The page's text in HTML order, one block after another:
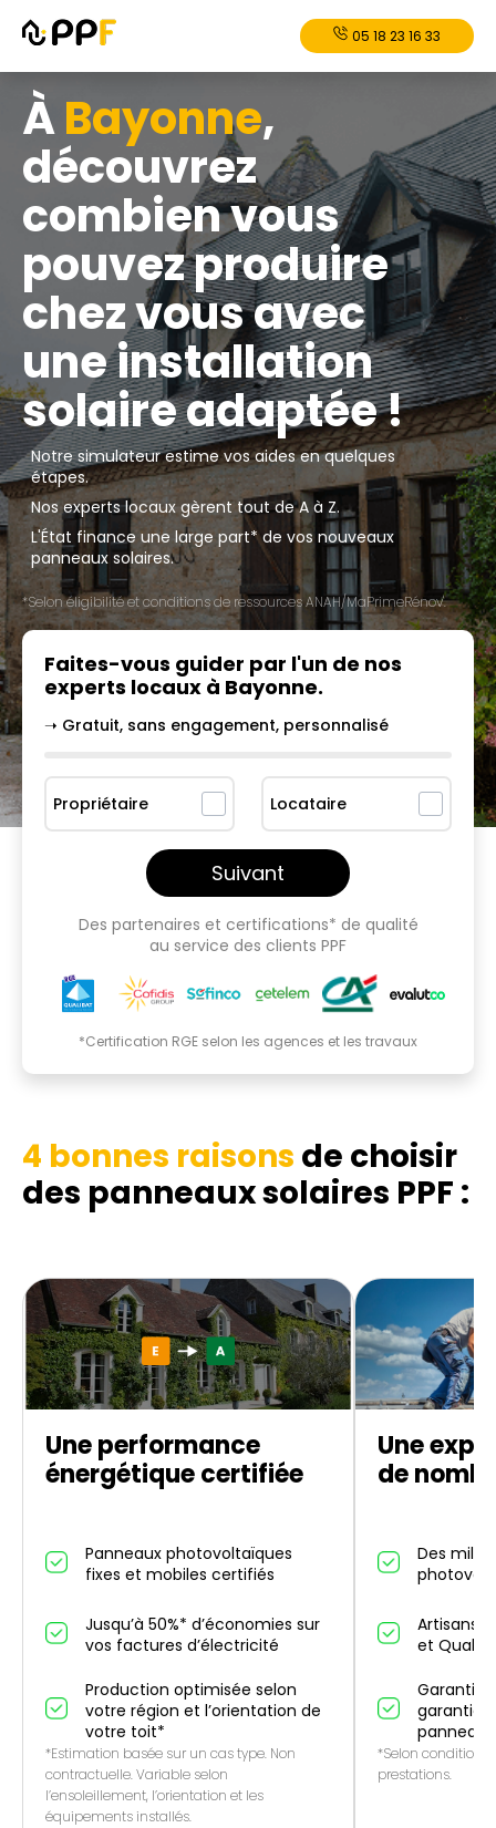
05 18 23 16 33
ÀBayonne,
découvrez
combien vous
pouvez produire
chez vous avec
une installation
solaire adaptée !
Notre simulateur estime vos aides en quelques
étapes.
Nos experts locaux gèrent tout de A à Z.
L'État finance une large part* de vos nouveaux
panneaux solaires.
*Selon éligibilité et conditions de ressources ANAH/MaPrimeRénov'.
Faites-vous guider par l'un de nos
experts locaux à Bayonne.
➝ Gratuit, sans engagement, personnalisé
Propriétaire Locataire
Suivant
Des partenaires et certifications* de qualité
au service des clients PPF
*Certification RGE selon les agences et les travaux
4 bonnes raisons de choisir
des panneaux solaires PPF :
Une performance
énergétique certifiée
Panneaux photovoltaïques
fixes et mobiles certifiés
Jusqu’à 50%* d’économies sur
vos factures d’électricité
Production optimisée selon
votre région et l’orientation de
votre toit*
*Estimation basée sur un cas type. Non
contractuelle. Variable selon
l’ensoleillement, l’orientation et les
équipements installés.
Une
de
Des
Artisans
et QualiPV
Garantie
garantie
panneaux
*Selon conditions
prestations.